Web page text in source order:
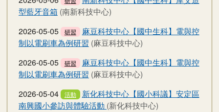
型藍牙音箱 (南新科技中心)
2026-05-05
研習
麻豆科技中心【國中生科】電與控
制以電刷車為例研習 (麻豆科技中心)
2026-05-05
研習
麻豆科技中心【國中生科】電與控
制以電刷車為例研習 (麻豆科技中心)
2026-05-04
活動
新化科技中心【國小科議】安定區
南興國小參訪與體驗活動 (新化科技中心)